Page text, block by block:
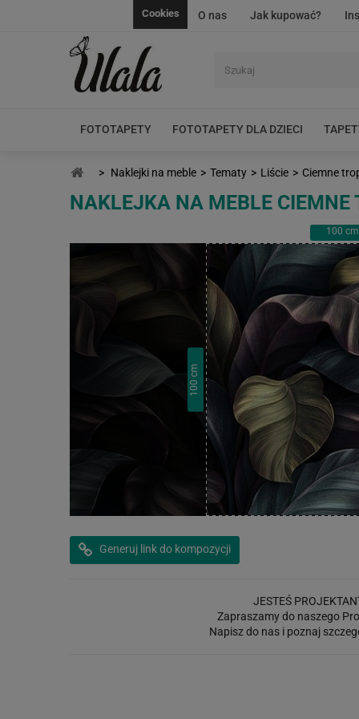
O nas Jak kupować?
Cookies
FOTOTAPETY FOTOTAPETY DLA DZIECI
> Naklejki na meble > Tematy > Liście > Ciemne
NAKLEJKA NA MEBLE CIEMNE
100 cm
100
cm
Generuj link do kompozycji
JESTEŚ
Zapraszamy do naszego
Napisz do nas i poznaj